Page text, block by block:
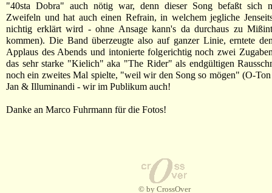
"40sta Dobra" auch nötig war, denn dieser Song befaßt sich
Zweifeln und hat auch einen Refrain, in welchem jegliche
nichtig erklärt wird - ohne Ansage kann's da durchaus zu
kommen). Die Band überzeugte also auf ganzer Linie, erntete
Applaus des Abends und intonierte folgerichtig noch zwei
das sehr starke "Kielich" aka "The Rider" als endgültigen
noch ein zweites Mal spielte, "weil wir den Song so mögen" (O-
Jan & Illuminandi - wir im Publikum auch!
Danke an Marco Fuhrmann für die Fotos!
© by CrossOver